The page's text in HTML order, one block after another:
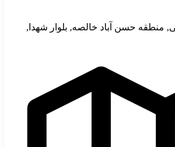
منطقه حسن آباد خالصه, بلوار شهدا,